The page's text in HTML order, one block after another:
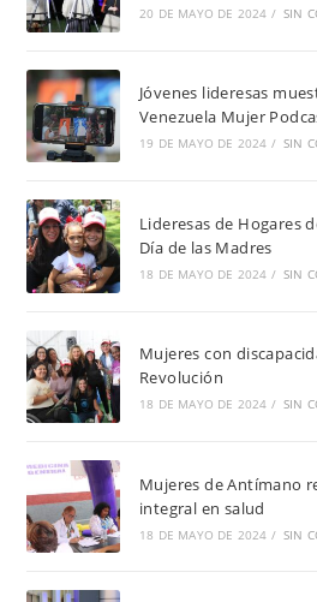
20 DE MAYO DE 2024 / SIN
Jóvenes lideresas
Venezuela Mujer
19 DE MAYO DE 2024 / SIN
Lideresas de Hogares
Día de las Madres
18 DE MAYO DE 2024 / SIN
Mujeres con
Revolución
18 DE MAYO DE 2024 / SIN
Mujeres de Antímano
integral en salud
18 DE MAYO DE 2024 / SIN